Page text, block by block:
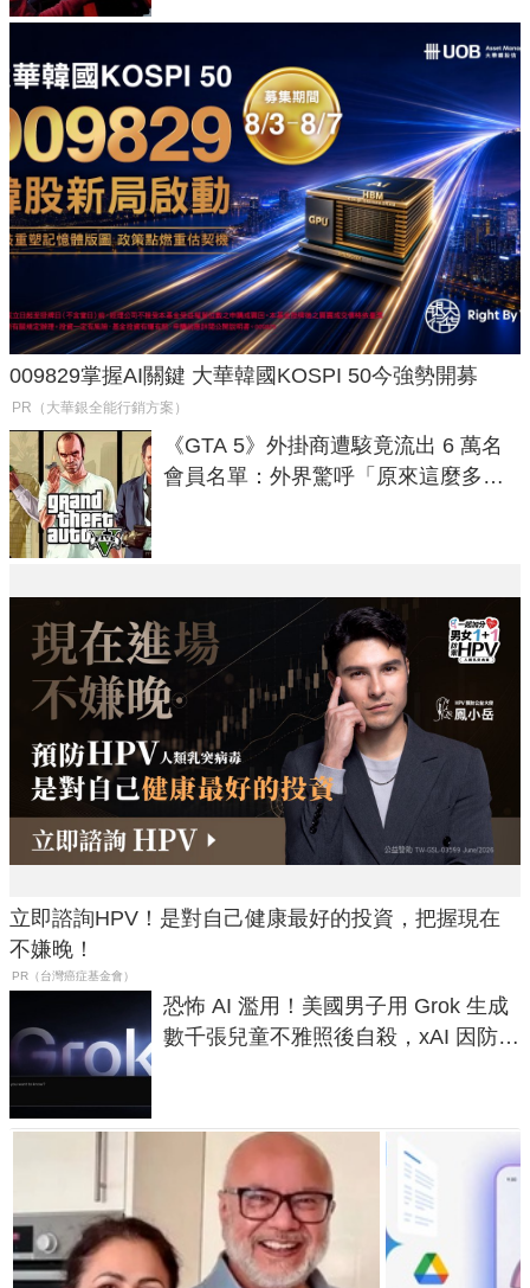
009829掌握AI關鍵 大華韓國KOSPI 50今強勢開募
PR（大華銀全能行銷方案）
《GTA 5》外掛商遭駭竟流出 6 萬名
會員名單：外界驚呼「原來這麼多人
立即諮詢HPV！是對自己健康最好的投資，把握現在
不嫌晚！
PR（台灣癌症基金會）
恐怖 AI 濫用！美國男子用 Grok 生成
數千張兒童不雅照後自殺，xAI 因防護